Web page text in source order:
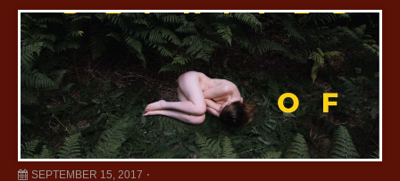
SEPTEMBER 15, 2017